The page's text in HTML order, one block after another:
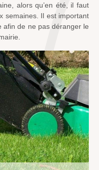
alors qu’en été, il faut
semaines. Il est important
afin de ne pas déranger le